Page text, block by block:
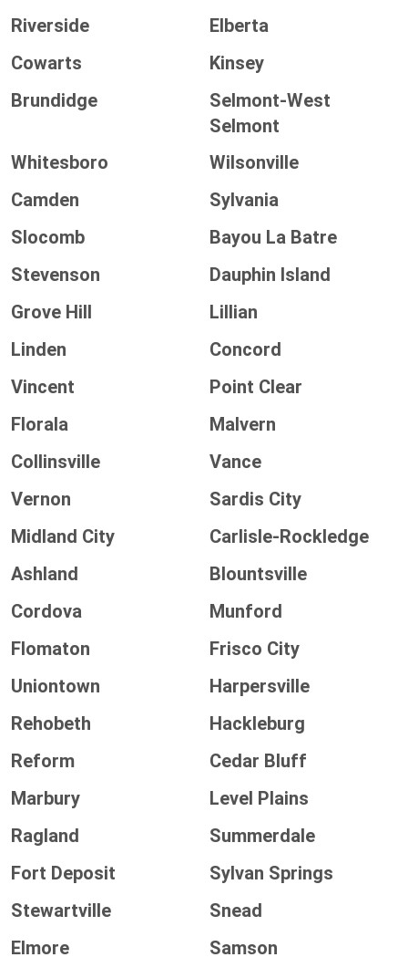
Riverside
Elberta
Cowarts
Kinsey
Brundidge
Selmont-West
Selmont
Whitesboro
Wilsonville
Camden
Sylvania
Slocomb
Bayou La Batre
Stevenson
Dauphin Island
Grove Hill
Lillian
Linden
Concord
Vincent
Point Clear
Florala
Malvern
Collinsville
Vance
Vernon
Sardis City
Midland City
Carlisle-Rockledge
Ashland
Blountsville
Cordova
Munford
Flomaton
Frisco City
Uniontown
Harpersville
Rehobeth
Hackleburg
Reform
Cedar Bluff
Marbury
Level Plains
Ragland
Summerdale
Fort Deposit
Sylvan Springs
Stewartville
Snead
Elmore
Samson